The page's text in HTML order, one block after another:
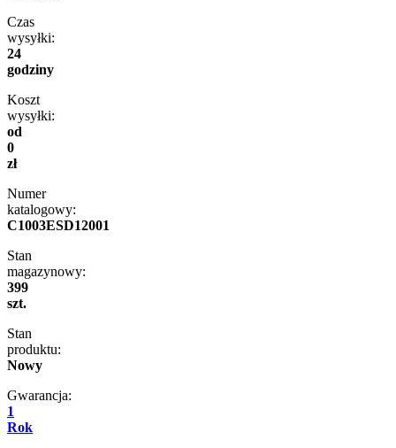
Czas
wysyłki:
24
godziny
Koszt
wysyłki:
od
0
zł
Numer
katalogowy:
C1003ESD12001
Stan
magazynowy:
399
szt.
Stan
produktu:
Nowy
Gwarancja:
1
Rok